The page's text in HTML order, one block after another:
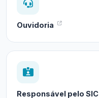
Ouvidoria
Responsável pelo SIC